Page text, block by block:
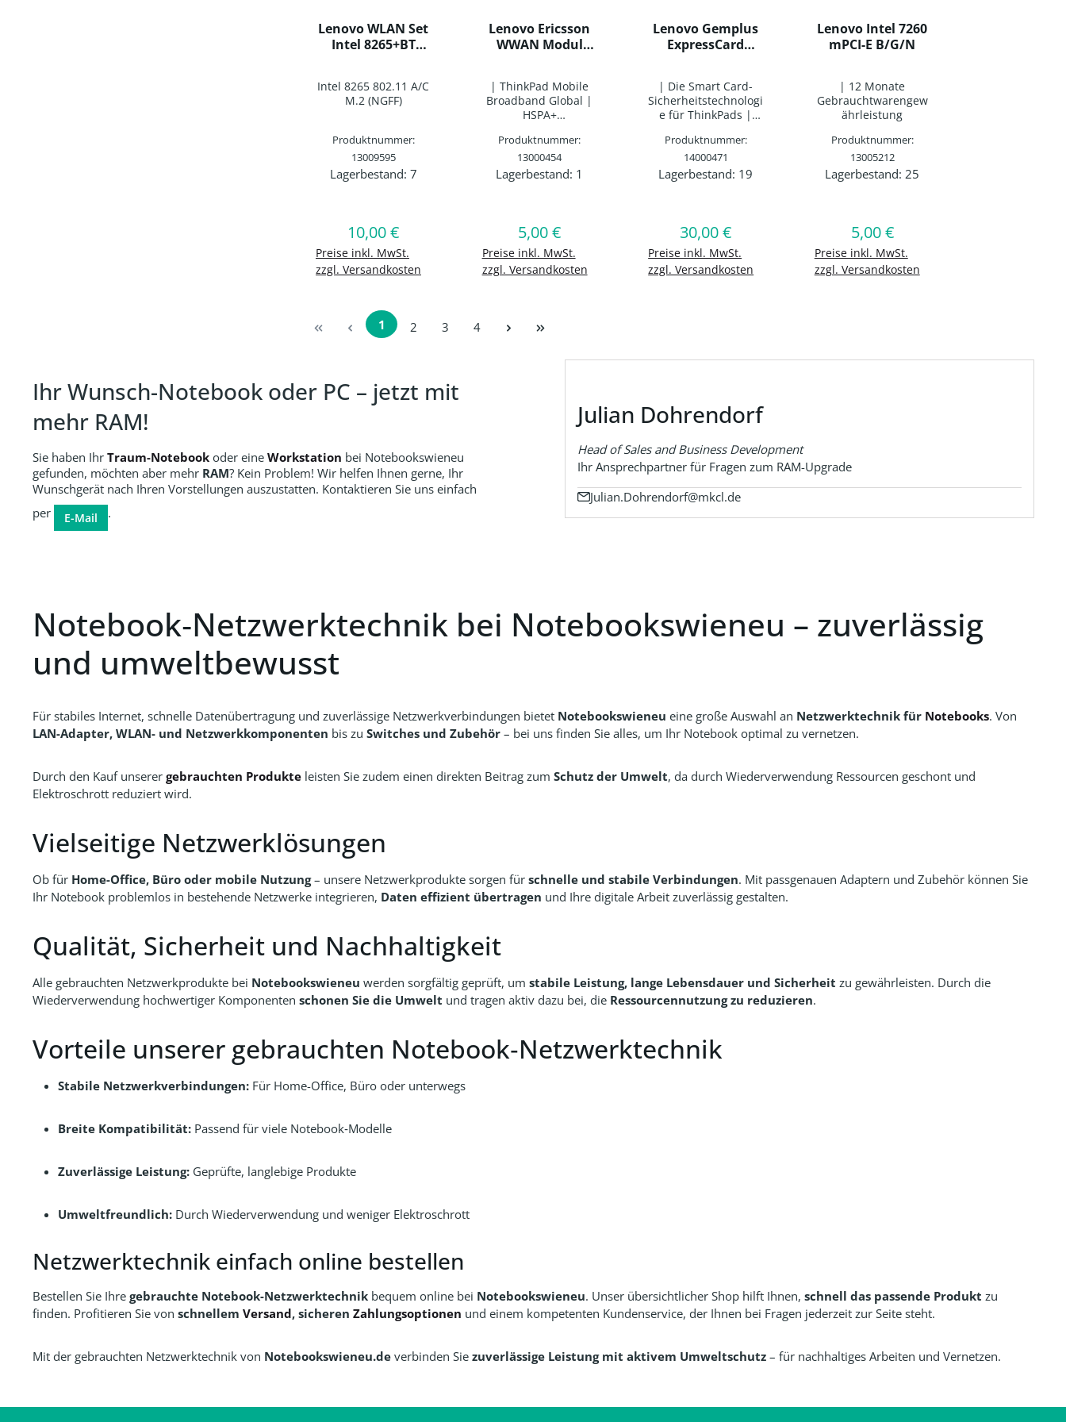
Lenovo WLAN Set
Intel 8265+BT
Intel 8265 802.11 A/C
M.2 (NGFF)
Produktnummer:
13009595
Lagerbestand: 7
Regulärer Preis:
10,00 €
Preise inkl. MwSt.
zzgl. Versandkosten
Produkt Anzahl: Gib den gewünschten Wert ein oder benutze die Schaltflächen um
In den Warenkorb
Lenovo Ericsson
WWAN Modul
| ThinkPad Mobile
Broadband Global |
HSPA+
DGE/GPS | Für
"WWAN ready
Modelle" der
ThinkPad T431s und
Produktnummer:
13000454
Lagerbestand: 1
Regulärer Preis:
5,00 €
Preise inkl. MwSt.
zzgl. Versandkosten
Produkt Anzahl: Gib den gewünschten Wert ein oder benutze
In den Warenkorb
Lenovo Gemplus
ExpressCard
| Die Smart Card-
Sicherheitstechnologi
e für ThinkPads |
allen ISO-7816-
kompatiblen Smart
Cards gelesen und
darauf geschrieben
Steckplatz
Produktnummer:
14000471
Lagerbestand: 19
Regulärer Preis:
30,00 €
Preise inkl. MwSt.
zzgl. Versandkosten
Produkt Anzahl: Gib den gewünschten Wert
In den Warenkorb
Lenovo Intel 7260
mPCI-E B/G/N
| 12 Monate
Gebrauchtwarengew
ährleistung
Produktnummer:
13005212
Lagerbestand: 25
Regulärer Preis:
5,00 €
Preise inkl. MwSt.
zzgl. Versandkosten
Produkt Anzahl: Gib den
In den Warenkorb
Seite
1 Seite
2 Seite
3 Seite
4
Ihr Wunsch-Notebook oder PC – jetzt mit
mehr RAM!
Sie haben Ihr Traum-Notebook oder eine Workstation bei Notebookswieneu
gefunden, möchten aber mehr RAM? Kein Problem! Wir helfen Ihnen gerne, Ihr
Wunschgerät nach Ihren Vorstellungen auszustatten. Kontaktieren Sie uns einfach
per
E-Mail .
Julian Dohrendorf
Head of Sales and Business Development
Ihr Ansprechpartner für Fragen zum RAM-Upgrade
Julian.Dohrendorf@mkcl.de
Notebook‑Netzwerktechnik bei Notebookswieneu – zuverlässig
und umweltbewusst
Für stabiles Internet, schnelle Datenübertragung und zuverlässige Netzwerkverbindungen bietet Notebookswieneu eine große Auswahl an Netzwerktechnik für Notebooks. Von
LAN-Adapter, WLAN- und Netzwerkkomponenten bis zu Switches und Zubehör – bei uns finden Sie alles, um Ihr Notebook optimal zu vernetzen.
Durch den Kauf unserer gebrauchten Produkte leisten Sie zudem einen direkten Beitrag zum Schutz der Umwelt, da durch Wiederverwendung Ressourcen geschont und
Elektroschrott reduziert wird.
Vielseitige Netzwerklösungen
Ob für Home-Office, Büro oder mobile Nutzung– unsere Netzwerkprodukte sorgen für schnelle und stabile Verbindungen. Mit passgenauen Adaptern und Zubehör können Sie
Ihr Notebook problemlos in bestehende Netzwerke integrieren, Daten effizient übertragen und Ihre digitale Arbeit zuverlässig gestalten.
Qualität, Sicherheit und Nachhaltigkeit
Alle gebrauchten Netzwerkprodukte bei Notebookswieneu werden sorgfältig geprüft, um stabile Leistung, lange Lebensdauer und Sicherheit zu gewährleisten. Durch die
Wiederverwendung hochwertiger Komponenten schonen Sie die Umwelt und tragen aktiv dazu bei, die Ressourcennutzung zu reduzieren.
Vorteile unserer gebrauchten Notebook‑Netzwerktechnik
Stabile Netzwerkverbindungen: Für Home-Office, Büro oder unterwegs
Breite Kompatibilität: Passend für viele Notebook‑Modelle
Zuverlässige Leistung: Geprüfte, langlebige Produkte
Umweltfreundlich: Durch Wiederverwendung und weniger Elektroschrott
Netzwerktechnik einfach online bestellen
Bestellen Sie Ihre gebrauchte Notebook-Netzwerktechnik bequem online bei Notebookswieneu. Unser übersichtlicher Shop hilft Ihnen, schnell das passende Produkt zu
finden. Profitieren Sie von schnellem Versand, sicheren Zahlungsoptionen und einem kompetenten Kundenservice, der Ihnen bei Fragen jederzeit zur Seite steht.
Mit der gebrauchten Netzwerktechnik von Notebookswieneu.de verbinden Sie zuverlässige Leistung mit aktivem Umweltschutz – für nachhaltiges Arbeiten und Vernetzen.